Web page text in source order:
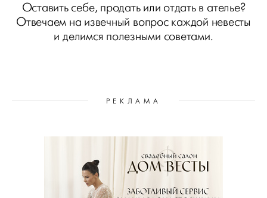
Оставить себе, продать или отдать в ателье?
Отвечаем на извечный вопрос каждой невесты
и делимся полезными советами.
РЕКЛАМА